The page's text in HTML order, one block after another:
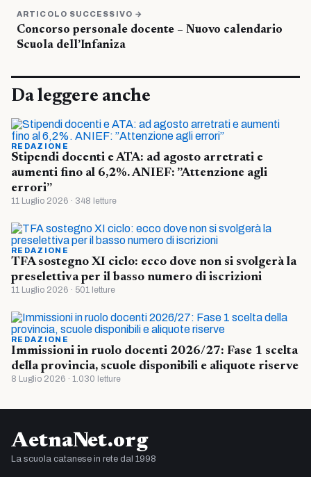
ARTICOLO SUCCESSIVO →
Concorso personale docente – Nuovo calendario
Scuola dell’Infaniza
Da leggere anche
REDAZIONE
Stipendi docenti e ATA: ad agosto arretrati e
aumenti fino al 6,2%. ANIEF: ”Attenzione agli
errori”
11 Luglio 2026 · 348 letture
REDAZIONE
TFA sostegno XI ciclo: ecco dove non si svolgerà la
preselettiva per il basso numero di iscrizioni
11 Luglio 2026 · 501 letture
REDAZIONE
Immissioni in ruolo docenti 2026/27: Fase 1 scelta
della provincia, scuole disponibili e aliquote riserve
8 Luglio 2026 · 1.030 letture
AetnaNet.org
La scuola catanese in rete dal 1998